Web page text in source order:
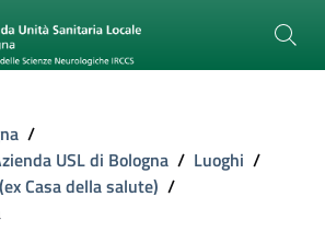
/
USL di Bologna / Luoghi /
Casa della salute) /